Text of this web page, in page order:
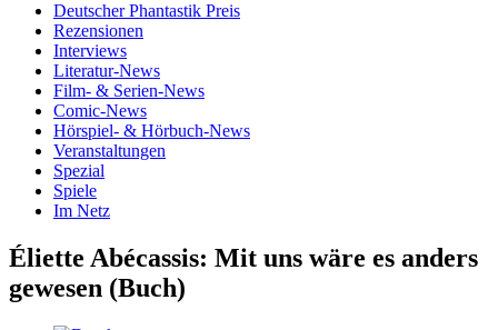
Deutscher Phantastik Preis
Rezensionen
Interviews
Literatur-News
Film- & Serien-News
Comic-News
Hörspiel- & Hörbuch-News
Veranstaltungen
Spezial
Spiele
Im Netz
Éliette Abécassis: Mit uns wäre es anders
gewesen (Buch)